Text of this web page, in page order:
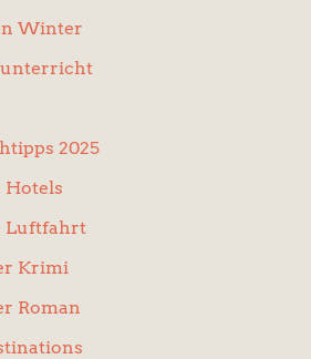
Winter
2025
Luftfahrt
Krimi
Roman